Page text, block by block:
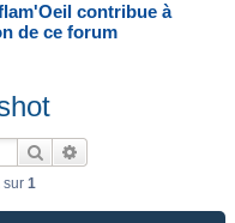
contribue à
de ce forum
Rechercher
sur 1